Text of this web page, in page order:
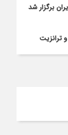
برگزار شد
ترانزیت